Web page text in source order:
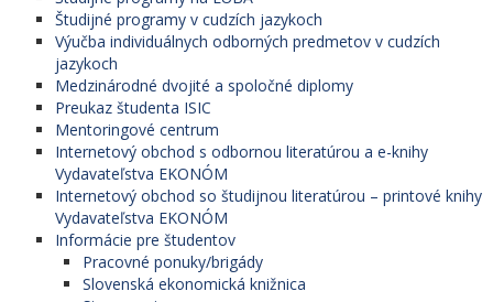
Študijné programy v cudzích jazykoch
Výučba individuálnych odborných predmetov v cudzích
jazykoch
Medzinárodné dvojité a spoločné diplomy
Preukaz študenta ISIC
Mentoringové centrum
Internetový obchod s odbornou literatúrou a e-knihy
Vydavateľstva EKONÓM
Internetový obchod so študijnou literatúrou – printové knihy
Vydavateľstva EKONÓM
Informácie pre študentov
Pracovné ponuky/brigády
Slovenská ekonomická knižnica